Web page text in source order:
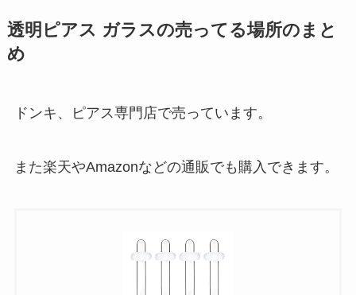
透明ピアス ガラスの売ってる場所のまと
め
ドンキ、ピアス専門店で売っています。
また楽天やAmazonなどの通販でも購入できます。